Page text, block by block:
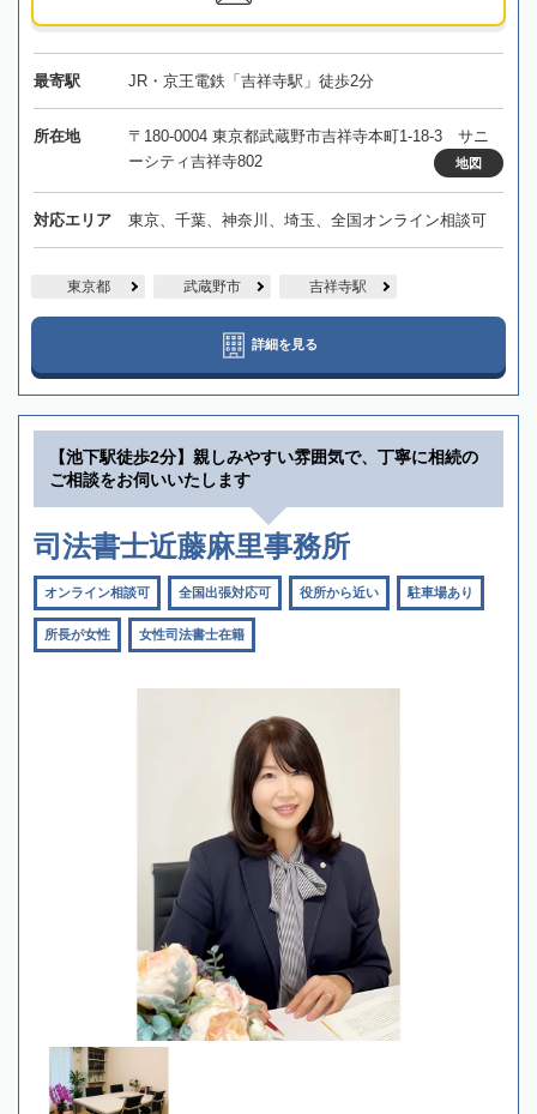
最寄駅 JR・京王電鉄「吉祥寺駅」徒歩2分
所在地
〒180-0004 東京都武蔵野市吉祥寺本町1-18-3 サニ
ーシティ吉祥寺802
地図
対応エリア 東京、千葉、神奈川、埼玉、全国オンライン相談可
東京都 武蔵野市 吉祥寺駅
詳細を見る
【池下駅徒歩2分】親しみやすい雰囲気で、丁寧に相続の
ご相談をお伺いいたします
司法書士近藤麻里事務所
オンライン相談可 全国出張対応可 役所から近い 駐車場あり
所長が女性 女性司法書士在籍